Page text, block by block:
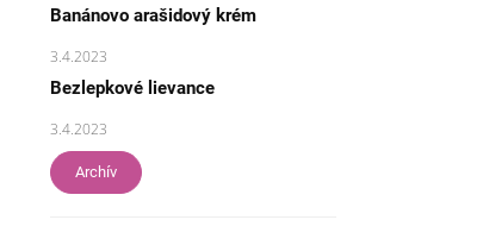
Banánovo arašidový krém
3.4.2023
Bezlepkové lievance
3.4.2023
Archív